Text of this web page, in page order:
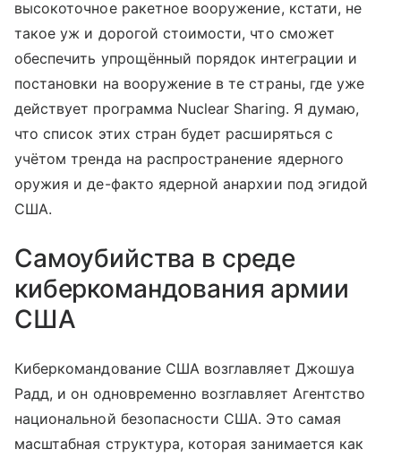
высокоточное ракетное вооружение, кстати, не
такое уж и дорогой стоимости, что сможет
обеспечить упрощённый порядок интеграции и
постановки на вооружение в те страны, где уже
действует программа Nuclear Sharing. Я думаю,
что список этих стран будет расширяться с
учётом тренда на распространение ядерного
оружия и де-факто ядерной анархии под эгидой
США.
Самоубийства в среде
киберкомандования армии
США
Киберкомандование США возглавляет Джошуа
Радд, и он одновременно возглавляет Агентство
национальной безопасности США. Это самая
масштабная структура, которая занимается как